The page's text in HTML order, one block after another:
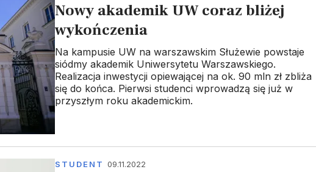
Nowy akademik UW coraz bliżej
wykończenia
Na kampusie UW na warszawskim Służewie powstaje
siódmy akademik Uniwersytetu Warszawskiego.
Realizacja inwestycji opiewającej na ok. 90 mln zł zbliża
się do końca. Pierwsi studenci wprowadzą się już w
przyszłym roku akademickim.
STUDENT 09.11.2022